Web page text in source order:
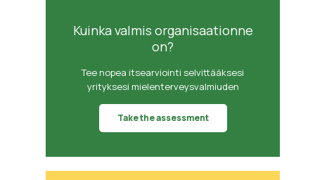
Kuinka valmis organisaationne
on?
Tee nopea itsearviointi selvittääksesi
yrityksesi mielenterveysvalmiuden
Take the assessment